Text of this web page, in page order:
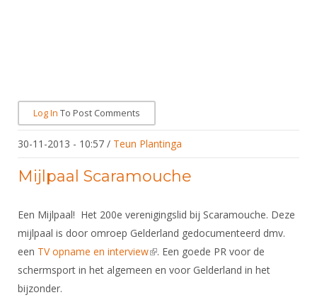
Log In To Post Comments
30-11-2013 - 10:57 / Teun Plantinga
Mijlpaal Scaramouche
Een Mijlpaal! Het 200e verenigingslid bij Scaramouche. Deze
mijlpaal is door omroep Gelderland gedocumenteerd dmv.
een TV opname en interview(link is external)
. Een goede PR voor de
schermsport in het algemeen en voor Gelderland in het
bijzonder.